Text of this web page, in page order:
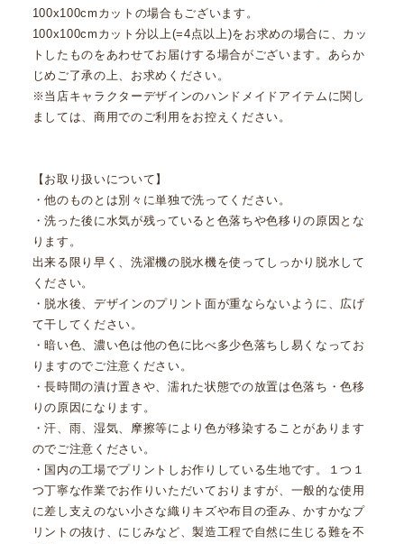
100x100cmカットの場合もございます。
100x100cmカット分以上(=4点以上)をお求めの場合に、カッ
トしたものをあわせてお届けする場合がございます。あらか
じめご了承の上、お求めください。
※当店キャラクターデザインのハンドメイドアイテムに関し
ましては、商用でのご利用をお控えください。
【お取り扱いについて】
・他のものとは別々に単独で洗ってください。
・洗った後に水気が残っていると色落ちや色移りの原因とな
ります。
出来る限り早く、洗濯機の脱水機を使ってしっかり脱水して
ください。
・脱水後、デザインのプリント面が重ならないように、広げ
て干してください。
・暗い色、濃い色は他の色に比べ多少色落ちし易くなってお
りますのでご注意ください。
・長時間の漬け置きや、濡れた状態での放置は色落ち・色移
りの原因になります。
・汗、雨、湿気、摩擦等により色が移染することがあります
のでご注意ください。
・国内の工場でプリントしお作りしている生地です。１つ１
つ丁寧な作業でお作りいただいておりますが、一般的な使用
に差し支えのない小さな織りキズや布目の歪み、かすかなプ
リントの抜け、にじみなど、製造工程で自然に生じる難を不